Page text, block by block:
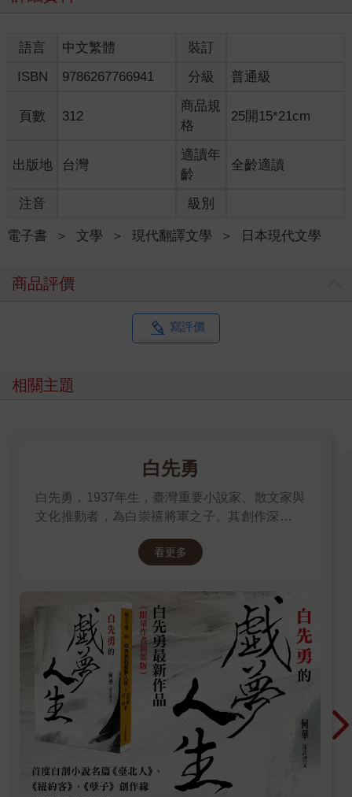
瞧才發現對方早盯著自己看。
臉並不難。健三看了之後旋即又移開視線，朝著正前方走去。那
三走著走著，覺得那人的臉似乎也隨著自己的腳步緩緩轉動。
健三不禁思忖，多少年沒見過他了。與他斷絕關係時，健三還不
到二十歲，已是遙遠的往事。迄今十五、六年歲月過去，期間兩
人也從未見過面。
此時健三的地位與境遇，已與當時迥然不同。現在他留了鬍子、
戴著圓頂禮帽，與昔日的光頭模樣相比，連自己都不免深感恍如
了，為何頭髮依然像以前那般烏黑？健三想到這裡，不禁心生納
健三並不樂意見到他。雖然也曾想過，萬一不期而遇，但願他的
覺富裕。縱使不戴帽子是他的自由，但他從穿的外褂與和服判
斷，充其量只是過著中流以下生活的商家老人。健三甚至注意
視健三離去的眼神，更使健三心煩意亂。可是這件事，健三沒對
第二天，健三又在同一時間走過同一個地方。第三天也一樣。但
如此平安無事連著五天後，第六天早晨，那個不戴帽的男人又忽
縱使這次健三意識到對方逐漸走近自己，也打算一如往常如機器
且義務般地走過去。但那人的態度正好相反。他以令人生畏的目
光，直勾勾盯著健三。那沉鬱駭人的眼神可以清楚解讀出，只要
有機會他就會朝健三走來。儘管健三努力自持，盡量毫不遲疑地
走過他身邊，內心也萌生了異樣的預感。
「看來事情不會就此結束。」
這天他回到家，依然沒向妻子提起這個不戴帽的男人。
他與妻子在七八年前結婚，當時他早已和這男人斷絕關係，況且
婚禮也不是在東京老家辦的，妻子應該不會直接知道這個人。但
若妻子間接聽過謠傳，有可能是健三自己早已說過，或從他親戚
那裡聽來的。無論如何，這對健三都不成問題。
語言 中文繁體
裝訂
ISBN
9786267766941 分級 普通級
頁數 312
商品規
格
25開15*21cm
出版地 台灣
適讀年
齡
全齡適讀
注音 級別
電子書 ＞ 文學 ＞ 現代翻譯文學 ＞ 日本現代文學
商品評價
寫評價
相關主題
白先勇
白先勇，1937年生，臺灣重要小說家、散文家與
文化推動者，為白崇禧將軍之子。其創作深受中
國記憶與人性孤獨。代表作包括小說集《臺北
以及散文《樹猶如此》。除文學創作外，他亦長
年致力於崑曲、紅樓夢等傳統文化的保存與推
廣，對華文文學與文化影響深遠。
看更多